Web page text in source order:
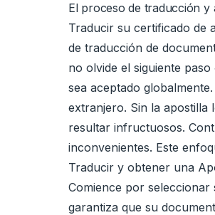
El proceso de traducción y
Traducir su certificado de
de traducción de
no olvide el siguiente
sea aceptado
extranjero. Sin la apostilla
resultar infructuosos.
inconvenientes. Este
Traducir y obtener una
Comience por seleccionar
garantiza que su